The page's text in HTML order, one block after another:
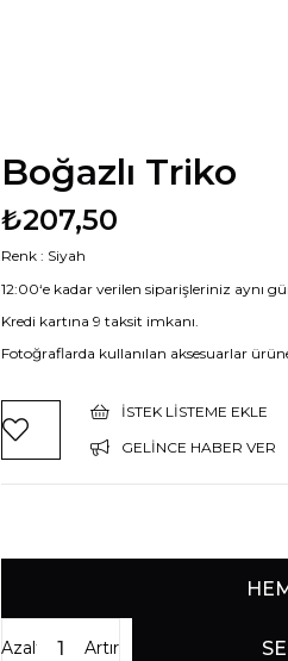
Boğazlı Triko
₺207,50
Renk : Siyah
12:00‘e kadar verilen siparişleriniz aynı
Kredi kartına 9 taksit imkanı.
Fotoğraflarda kullanılan aksesuarlar
İSTEK LISTEME EKLE
GELINCE HABER VER
Artır
Azalt